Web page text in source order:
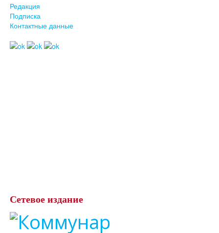
Редакция
Подписка
Контактные данные
Сетевое издание